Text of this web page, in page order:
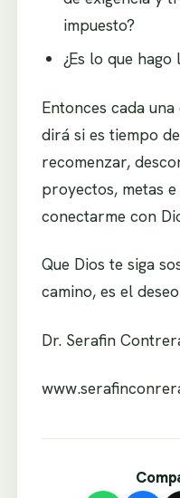
impuesto?
¿Es lo que
Entonces cada
dirá si es tiempo
recomenzar,
proyectos, metas
conectarme con
Que Dios te siga
camino, es el
Dr. Serafin